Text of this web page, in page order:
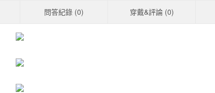
問答紀錄 (0) 穿戴&評論 (0)